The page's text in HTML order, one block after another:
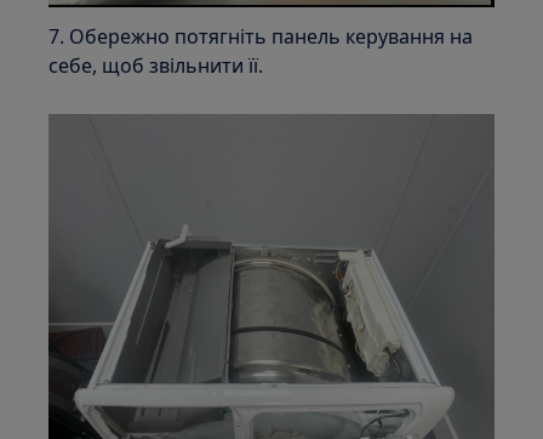
7. Обережно потягніть панель керування на
себе, щоб звільнити її.